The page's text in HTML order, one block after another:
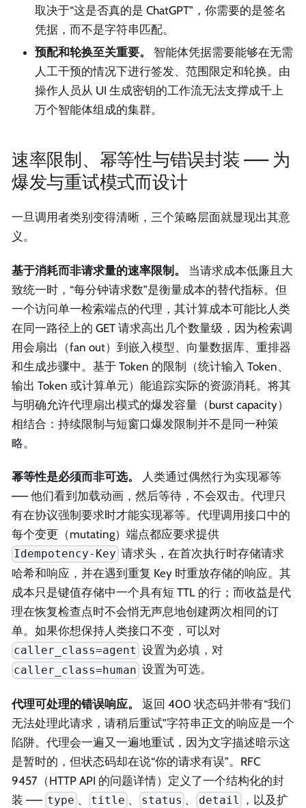
取决于“这是否真的是 ChatGPT”，你需要的是签名
凭据，而不是字符串匹配。
预配和轮换至关重要。
智能体凭据需要能够在无需
人工干预的情况下进行签发、范围限定和轮换。由
操作人员从 UI 生成密钥的工作流无法支撑成千上
万个智能体组成的集群。
速率限制、幂等性与错误封装 —— 为
爆发与重试模式而设计
一旦调用者类别变得清晰，三个策略层面就显现出其意
义。
基于消耗而非请求量的速率限制。
当请求成本低廉且大
致统一时，“每分钟请求数”是衡量成本的替代指标。但
一个访问单一检索端点的代理，其计算成本可能比人类
在同一路径上的 GET 请求高出几个数量级，因为检索调
用会扇出（fan out）到嵌入模型、向量数据库、重排器
和生成步骤中。基于 Token 的限制（统计输入 Token、
输出 Token 或计算单元）能追踪实际的资源消耗。将其
与明确允许代理扇出模式的爆发容量（burst capacity）
相结合：持续限制与短窗口爆发限制并不是同一种策
略。
幂等性是必须而非可选。
人类通过偶然行为实现幂等
—— 他们看到加载动画，然后等待，不会双击。代理只
有在协议强制要求时才能实现幂等。代理调用接口中的
每个变更（mutating）端点都应要求提供
Idempotency-Key 请求头，在首次执行时存储请求
哈希和响应，并在遇到重复 Key 时重放存储的响应。其
成本只是键值存储中一个具有短 TTL 的行；而收益是代
理在恢复检查点时不会悄无声息地创建两次相同的订
单。如果你想保持人类接口不变，可以对
caller_class=agent 设置为必填，对
caller_class=human 设置为可选。
代理可处理的错误响应。
返回 400 状态码并带有“我们
无法处理此请求，请稍后重试”字符串正文的响应是一个
陷阱。代理会一遍又一遍地重试，因为文字描述暗示这
是暂时的，但状态码却在说“你的请求有误”。RFC
9457（HTTP API 的问题详情）定义了一个结构化的封
装 —— type 、 title 、 status 、 detail
，以及扩